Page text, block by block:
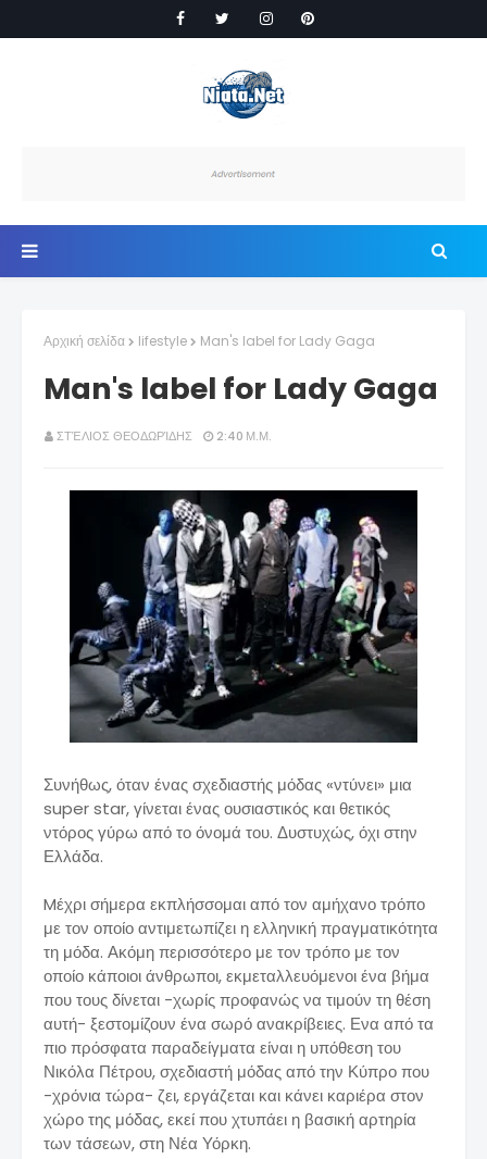
Αρχική σελίδα lifestyle Man's label for Lady Gaga
Man's label for Lady Gaga
ΣΤΈΛΙΟΣ ΘΕΟΔΩΡΊΔΗΣ 2:40 Μ.Μ.
Συνήθως, όταν ένας σχεδιαστής μόδας «ντύνει» μια
super star, γίνεται ένας ουσιαστικός και θετικός
ντόρος γύρω από το όνομά του. Δυστυχώς, όχι στην
Ελλάδα.
Mέχρι σήμερα εκπλήσσομαι από τον αμήχανο τρόπο
με τον οποίο αντιμετωπίζει η ελληνική πραγματικότητα
τη μόδα. Ακόμη περισσότερο με τον τρόπο με τον
οποίο κάποιοι άνθρωποι, εκμεταλλευόμενοι ένα βήμα
που τους δίνεται -χωρίς προφανώς να τιμούν τη θέση
αυτή- ξεστομίζουν ένα σωρό ανακρίβειες. Ενα από τα
πιο πρόσφατα παραδείγματα είναι η υπόθεση του
Νικόλα Πέτρου, σχεδιαστή μόδας από την Κύπρο που
-χρόνια τώρα- ζει, εργάζεται και κάνει καριέρα στον
χώρο της μόδας, εκεί που χτυπάει η βασική αρτηρία
των τάσεων, στη Νέα Υόρκη.